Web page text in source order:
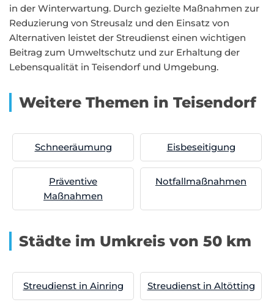
in der Winterwartung. Durch gezielte Maßnahmen zur
Reduzierung von Streusalz und den Einsatz von
Alternativen leistet der Streudienst einen wichtigen
Beitrag zum Umweltschutz und zur Erhaltung der
Lebensqualität in Teisendorf und Umgebung.
Weitere Themen in Teisendorf
Schneeräumung Eisbeseitigung
Präventive
Maßnahmen
Notfallmaßnahmen
Städte im Umkreis von 50 km
Streudienst in Ainring Streudienst in Altötting